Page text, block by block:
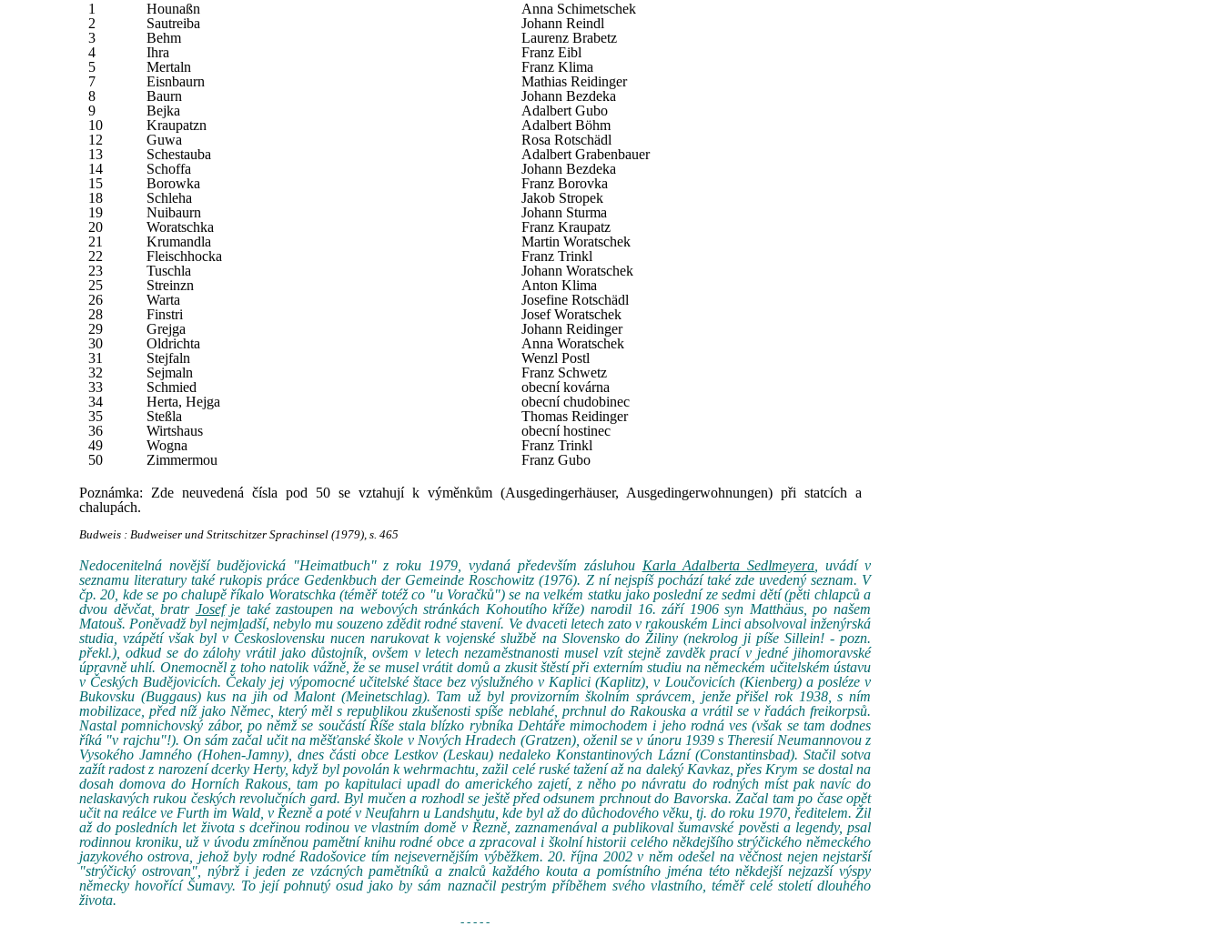
1
2
3
4
5
7
8
9
10
12
13
14
15
18
19
20
21
22
23
25
26
28
29
30
31
32
33
34
35
36
49
50
Hounaßn
Sautreiba
Behm
Ihra
Mertaln
Eisnbaurn
Baurn
Bejka
Kraupatzn
Guwa
Schestauba
Schoffa
Borowka
Schleha
Nuibaurn
Woratschka
Krumandla
Fleischhocka
Tuschla
Streinzn
Warta
Finstri
Grejga
Oldrichta
Stejfaln
Sejmaln
Schmied
Herta, Hejga
Steßla
Wirtshaus
Wogna
Zimmermou
Anna Schimetschek
Johann Reindl
Laurenz Brabetz
Franz Eibl
Franz Klima
Mathias Reidinger
Johann Bezdeka
Adalbert Gubo
Adalbert Böhm
Rosa Rotschädl
Adalbert Grabenbauer
Johann Bezdeka
Franz Borovka
Jakob Stropek
Johann Sturma
Franz Kraupatz
Martin Woratschek
Franz Trinkl
Johann Woratschek
Anton Klima
Josefine Rotschädl
Josef Woratschek
Johann Reidinger
Anna Woratschek
Wenzl Postl
Franz Schwetz
obecní kovárna
obecní chudobinec
Thomas Reidinger
obecní hostinec
Franz Trinkl
Franz Gubo
Poznámka: Zde neuvedená čísla pod 50 se vztahují k výměnkům (Ausgedingerhäuser, Ausgedingerwohnungen) při statcích a
chalupách.
Budweis : Budweiser und Stritschitzer Sprachinsel (1979), s. 465
Nedocenitelná novější budějovická "Heimatbuch" z roku 1979, vydaná především zásluhou Karla Adalberta Sedlmeyera , uvádí v
seznamu literatury také rukopis práce Gedenkbuch der Gemeinde Roschowitz (1976). Z ní nejspíš pochází také zde uvedený seznam. V
čp. 20, kde se po chalupě říkalo Woratschka (téměř totéž co "u Voračků") se na velkém statku jako poslední ze sedmi dětí (pěti chlapců a
dvou děvčat, bratr Josefje také zastoupen na webových stránkách Kohoutího kříže) narodil 16. září 1906 syn Matthäus, po našem
Matouš. Poněvadž byl nejmladší, nebylo mu souzeno zdědit rodné stavení. Ve dvaceti letech zato v rakouském Linci absolvoval inženýrská
studia, vzápětí však byl v Československu nucen narukovat k vojenské službě na Slovensko do Žiliny (nekrolog ji píše Sillein! - pozn.
překl.), odkud se do zálohy vrátil jako důstojník, ovšem v letech nezaměstnanosti musel vzít stejně zavděk prací v jedné jihomoravské
úpravně uhlí. Onemocněl z toho natolik vážně, že se musel vrátit domů a zkusit štěstí při externím studiu na německém učitelském ústavu
v Českých Budějovicích. Čekaly jej výpomocné učitelské štace bez výslužného v Kaplici (Kaplitz), v Loučovicích (Kienberg) a posléze v
Bukovsku (Buggaus) kus na jih od Malont (Meinetschlag). Tam už byl provizorním školním správcem, jenže přišel rok 1938, s ním
mobilizace, před níž jako Němec, který měl s republikou zkušenosti spíše neblahé, prchnul do Rakouska a vrátil se v řadách freikorpsů.
Nastal pomnichovský zábor, po němž se součástí Říše stala blízko rybníka Dehtáře mimochodem i jeho rodná ves (však se tam dodnes
říká "v rajchu"!). On sám začal učit na měšťanské škole v Nových Hradech (Gratzen), oženil se v únoru 1939 s Theresií Neumannovou z
Vysokého Jamného (Hohen-Jamny), dnes části obce Lestkov (Leskau) nedaleko Konstantinových Lázní (Constantinsbad). Stačil sotva
zažít radost z narození dcerky Herty, když byl povolán k wehrmachtu, zažil celé ruské tažení až na daleký Kavkaz, přes Krym se dostal na
dosah domova do Horních Rakous, tam po kapitulaci upadl do amerického zajetí, z něho po návratu do rodných míst pak navíc do
nelaskavých rukou českých revolučních gard. Byl mučen a rozhodl se ještě před odsunem prchnout do Bavorska. Začal tam po čase opět
učit na reálce ve Furth im Wald, v Řezně a poté v Neufahrn u Landshutu, kde byl až do důchodového věku, tj. do roku 1970, ředitelem. Žil
až do posledních let života s dceřinou rodinou ve vlastním domě v Řezně, zaznamenával a publikoval šumavské pověsti a legendy, psal
rodinnou kroniku, už v úvodu zmíněnou pamětní knihu rodné obce a zpracoval i školní historii celého někdejšího strýčického německého
jazykového ostrova, jehož byly rodné Radošovice tím nejsevernějším výběžkem. 20. října 2002 v něm odešel na věčnost nejen nejstarší
"strýčický ostrovan", nýbrž i jeden ze vzácných pamětníků a znalců každého kouta a pomístního jména této někdejší nejzazší výspy
německy hovořící Šumavy. To její pohnutý osud jako by sám naznačil pestrým příběhem svého vlastního, téměř celé století dlouhého
života.
- - - - -